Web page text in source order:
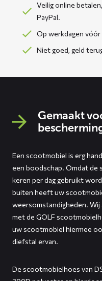
Veilig online
PayPal.
Op werkdagen
Niet goed, geld
Gemaakt
Een scootmobiel is erg
een boodschap. Omdat de
keren per dag gebruikt
buiten heeft uw
weersomstandigheden. Wij
met de GOLF
uw scootmobiel hiermee
diefstal ervan.
De scootmobielhoes van